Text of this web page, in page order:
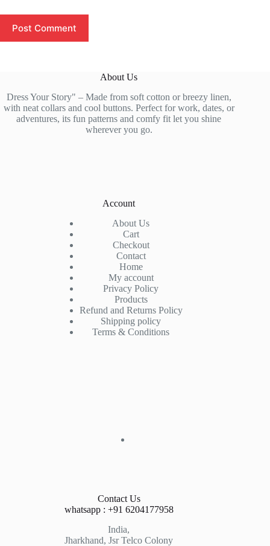
Post Comment
About Us
Dress Your Story" – Made from soft cotton or breezy linen,
with neat collars and cool buttons. Perfect for work, dates, or
adventures, its fun patterns and comfy fit let you shine
wherever you go.
Account
About Us
Cart
Checkout
Contact
Home
My account
Privacy Policy
Products
Refund and Returns Policy
Shipping policy
Terms & Conditions
Contact Us
whatsapp : +91 6204177958
India,
Jharkhand, Jsr Telco Colony